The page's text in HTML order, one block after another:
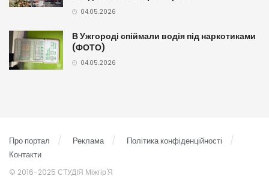
04.05.2026
В Ужгороді спіймали водія під наркотиками
(ФОТО)
04.05.2026
Про портал Реклама
Політика конфіденційності
Контакти
© 2016-2025 СТУДІЯ Міжгір'Я